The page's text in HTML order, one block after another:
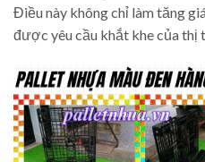
Điều này không chỉ làm tăng
được yêu cầu khắt khe của thị